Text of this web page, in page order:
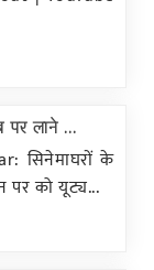
लाने ...
सिनेमाघरों के
पर को यूट्य...